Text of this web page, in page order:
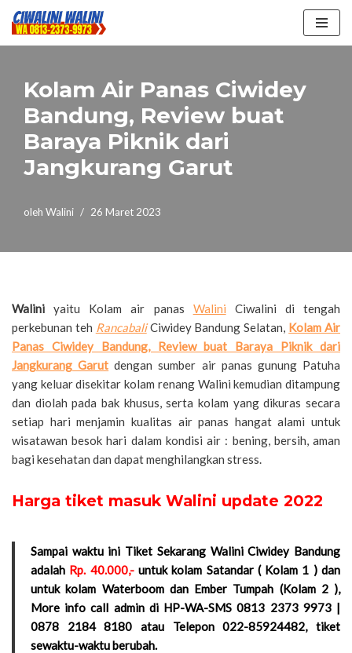
Lompat
konten
Kolam Air Panas Ciwidey
Bandung, Review buat
Baraya Piknik dari
Jangkurang Garut
oleh Walini 26 Maret 2023
Walini yaitu Kolam air panas Walini Ciwalini di tengah
perkebunan teh RancabaliCiwidey Bandung Selatan, Kolam Air
Panas Ciwidey Bandung, Review buat Baraya Piknik dari
Jangkurang Garut dengan sumber air panas gunung Patuha
yang keluar disekitar kolam renang Walini kemudian ditampung
dan diolah pada bak khusus, serta kolam yang dikuras secara
setiap hari menjamin kualitas air panas hangat alami untuk
wisatawan besok hari dalam kondisi air : bening, bersih, aman
bagi kesehatan dan dapat menghilangkan stress.
Harga tiket masuk Walini update 2022
Sampai waktu ini Tiket Sekarang Walini Ciwidey Bandung
adalah Rp. 40.000,-untuk kolam Satandar ( Kolam 1 ) dan
untuk kolam Waterboom dan Ember Tumpah (Kolam 2 ),
More info call admin di HP-WA-SMS 0813 2373 9973 |
0878 2184 8180 atau Telepon 022-85924482, tiket
sewaktu-waktu berubah.